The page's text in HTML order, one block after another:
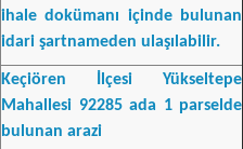
ihale dokümanı içinde bulunan
idari şartnameden ulaşılabilir.
Keçiören İlçesi Yükseltepe
Mahallesi 92285 ada 1 parselde
bulunan arazi